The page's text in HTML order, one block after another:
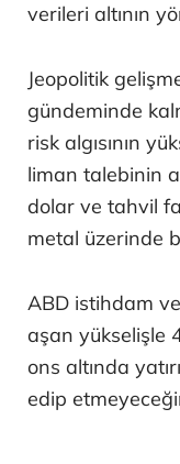
verileri altının
Jeopolitik
gündeminde
risk algısının
liman talebinin
dolar ve tahvil
metal üzerinde
ABD istihdam
aşan yükselişle
ons altında
edip